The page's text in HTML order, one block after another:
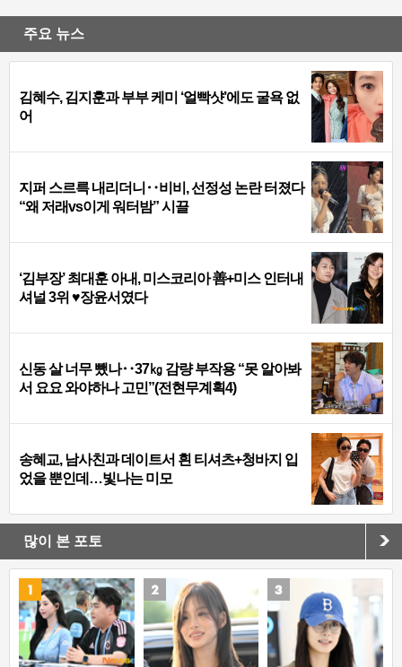
주요 뉴스
김혜수, 김지훈과 부부 케미 ‘얼빡샷’에도 굴욕 없
어
지퍼 스르륵 내리더니‥비비, 선정성 논란 터졌다
“왜 저래vs이게 워터밤” 시끌
‘김부장’ 최대훈 아내, 미스코리아 善+미스 인터내
셔널 3위 ♥장윤서였다
신동 살 너무 뺐나‥37㎏ 감량 부작용 “못 알아봐
서 요요 와야하나 고민”(전현무계획4)
송혜교, 남사친과 데이트서 흰 티셔츠+청바지 입
었을 뿐인데…빛나는 미모
많이 본 포토